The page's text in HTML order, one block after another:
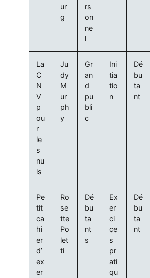
ur
g
rs
on
ne
l
La
C
N
V
p
ou
r
le
s
nu
ls
Ju
dy
M
ur
ph
y
Gr
an
d
pu
bli
c
Ini
tia
tio
n
Dé
bu
ta
nt
Pe
tit
ca
hi
er
d’
ex
er
Ro
se
tte
Po
let
ti
Dé
bu
ta
nt
s
Ex
er
ci
ce
s
pr
ati
qu
Dé
bu
ta
nt